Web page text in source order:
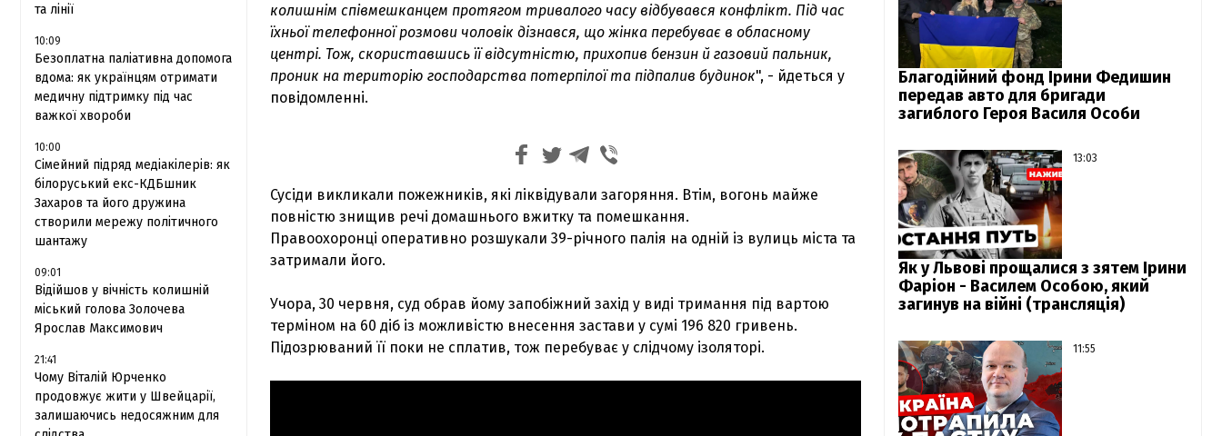
та лінії
10:09
Безоплатна паліативна допомога
вдома: як українцям отримати
медичну підтримку під час
важкої хвороби
10:00
Сімейний підряд медіакілерів: як
білоруський екс-КДБшник
Захаров та його дружина
створили мережу політичного
шантажу
09:01
Відійшов у вічність колишній
міський голова Золочева
Ярослав Максимович
21:41
Чому Віталій Юрченко
продовжує жити у Швейцарії,
залишаючись недосяжним для
колишнім співмешканцем протягом тривалого часу відбувався конфлікт. Під час
їхньої телефонної розмови чоловік дізнався, що жінка перебуває в обласному
центрі. Тож, скориставшись її відсутністю, прихопив бензин й газовий пальник,
проник на територію господарства потерпілої та підпалив будинок", - йдеться у
повідомленні.
Сусіди викликали пожежників, які ліквідували загоряння. Втім, вогонь майже
повністю знищив речі домашнього вжитку та помешкання.
Правоохоронці оперативно розшукали 39-річного палія на одній із вулиць міста та
затримали його.
Учора, 30 червня, суд обрав йому запобіжний захід у виді тримання під вартою
терміном на 60 діб із можливістю внесення застави у сумі 196 820 гривень.
Підозрюваний її поки не сплатив, тож перебуває у слідчому ізоляторі.
Благодійний фонд Ірини Федишин
передав авто для бригади
загиблого Героя Василя Особи
13:03
Як у Львові прощалися з зятем Ірини
Фаріон - Василем Особою, який
загинув на війні (трансляція)
11:55